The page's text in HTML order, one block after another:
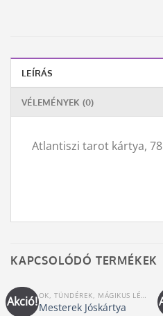
LEÍRÁS
VÉLEMÉNYEK (0)
Atlantiszi tarot kártya,
KAPCSOLÓDÓ TERMÉKEK
Akció! ANGYALOK, TÜNDÉREK, MÁGIKUS LÉNYEK KÁRTYÁI
Isteni Mesterek Jóskártya